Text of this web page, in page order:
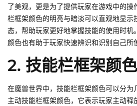
了美观，更是为了提供玩家在游戏中的操
栏框架颜色的明亮与暗淡可以直观地显示
态，帮助玩家更好地掌握技能的使用时机
颜色也有助于玩家快速辨识和识别自己所
2. 技能栏框架颜
在魔兽世界中，技能栏框架颜色可以分为
主动技能栏框架颜色，它表示玩家主动释